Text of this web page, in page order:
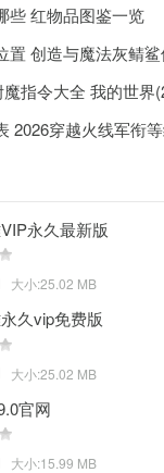
。
的地方，帮助用户在
标点，依次点击，开
鼠标连点器，完美的
的鼠标连点器，支持
容易，当前状态一目
些 红物品图鉴一览
置 创造与魔法灰鲭
2026穿越火线军衔
永久最新版
大小:25.02 MB
久vip免费版
大小:25.02 MB
官网
大小:15.99 MB